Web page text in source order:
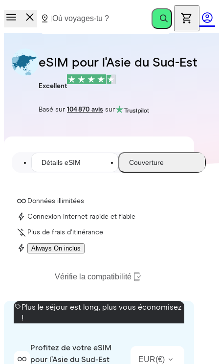
eSIM pour l'Asie du Sud-Est
Excellent
Basé sur 104 870 avissur
Détails eSIM Couverture
Données illimitées
Connexion Internet rapide et fiable
Plus de frais d’itinérance
Always On inclus
Vérifie la compatibilité
Plus le séjour est long, plus vous économisez
!
Profitez de votre eSIM
pour l’Asie du Sud-Est
EUR(€)